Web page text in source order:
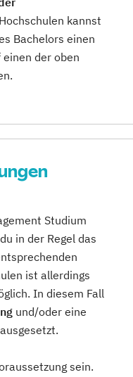
kannst
Bachelors einen
einen der oben
Studium
in der Regel das
ist allerdings
In diesem Fall
und/oder eine
sein.